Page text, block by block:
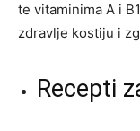
te vitaminima A i
zdravlje kostiju i
Recepti